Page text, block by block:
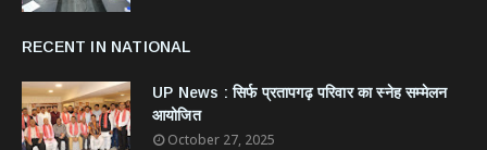
RECENT IN NATIONAL
UP News : सिर्फ प्रतापगढ़ परिवार का स्नेह सम्मेलन
आयोजित
October 27, 2025